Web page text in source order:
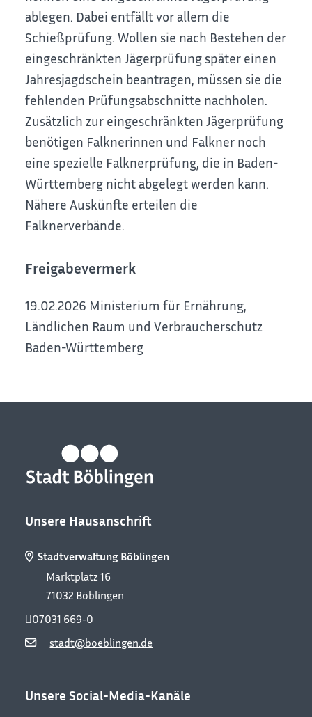
ablegen. Dabei entfällt vor allem die
Schießprüfung. Wollen sie nach Bestehen der
eingeschränkten Jägerprüfung später einen
Jahresjagdschein beantragen, müssen sie die
fehlenden Prüfungsabschnitte nachholen.
Zusätzlich zur eingeschränkten Jägerprüfung
benötigen Falknerinnen und Falkner noch
eine spezielle Falknerprüfung, die in Baden-
Württemberg nicht abgelegt werden kann.
Nähere Auskünfte erteilen die
Falknerverbände.
Freigabevermerk
19.02.2026 Ministerium für Ernährung,
Ländlichen Raum und Verbraucherschutz
Baden-Württemberg
Unsere Hausanschrift
Stadtverwaltung Böblingen
Marktplatz 16
71032 Böblingen
stadt@boeblingen.de
07031 669-0
Unsere Social-Media-Kanäle